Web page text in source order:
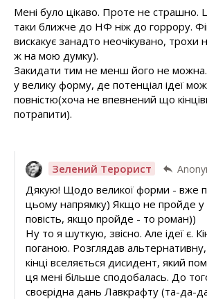
Мені було цікаво. Проте не страшно.
таки ближче до НФ ніж до горрору.
вискакує занадто неочікувано, трохи
ж на мою думку).
Закидати тим не менш його не
у велику форму, де потенціал ідеї
повністю(хоча не впевнений що
потрапити).
Зелений Терорист
Дякую! Щодо великої форми - вже
цьому напрямку) Якщо не пройде у
повість, якщо пройде - то роман))
Ну то я шуткую, звісно. Але ідеї є.
поганою. Розглядав
кінці вселяється дисидент, який
ця мені більше сподобалась. До
своєрідна дань Лавкрафту (та-да-